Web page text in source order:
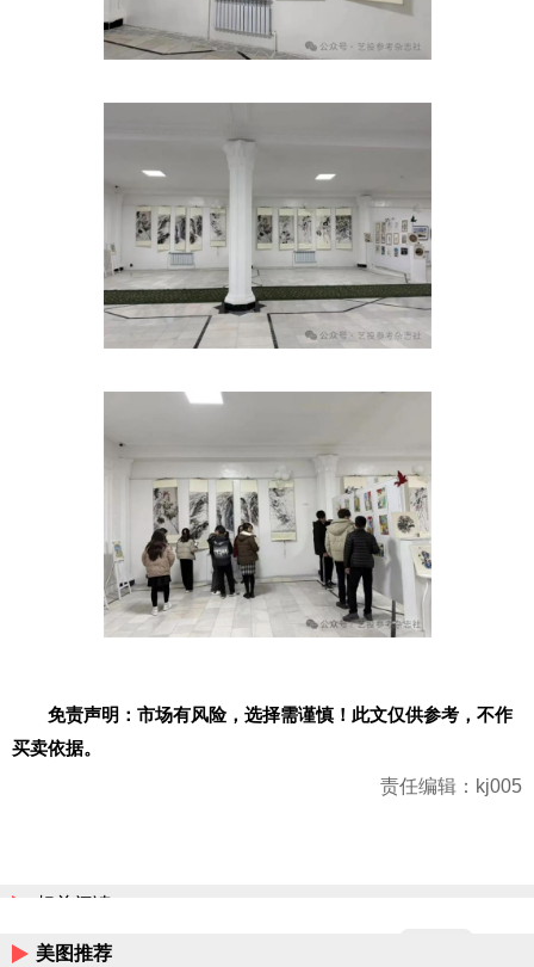
免责声明：市场有风险，选择需谨慎！此文仅供参考，不作
买卖依据。
责任编辑：kj005
相关阅读
美图推荐